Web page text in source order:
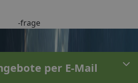
-frage
per E-Mail